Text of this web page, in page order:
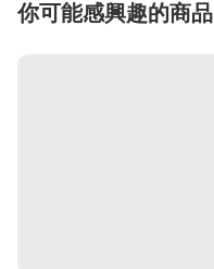
你可能感興趣的商品